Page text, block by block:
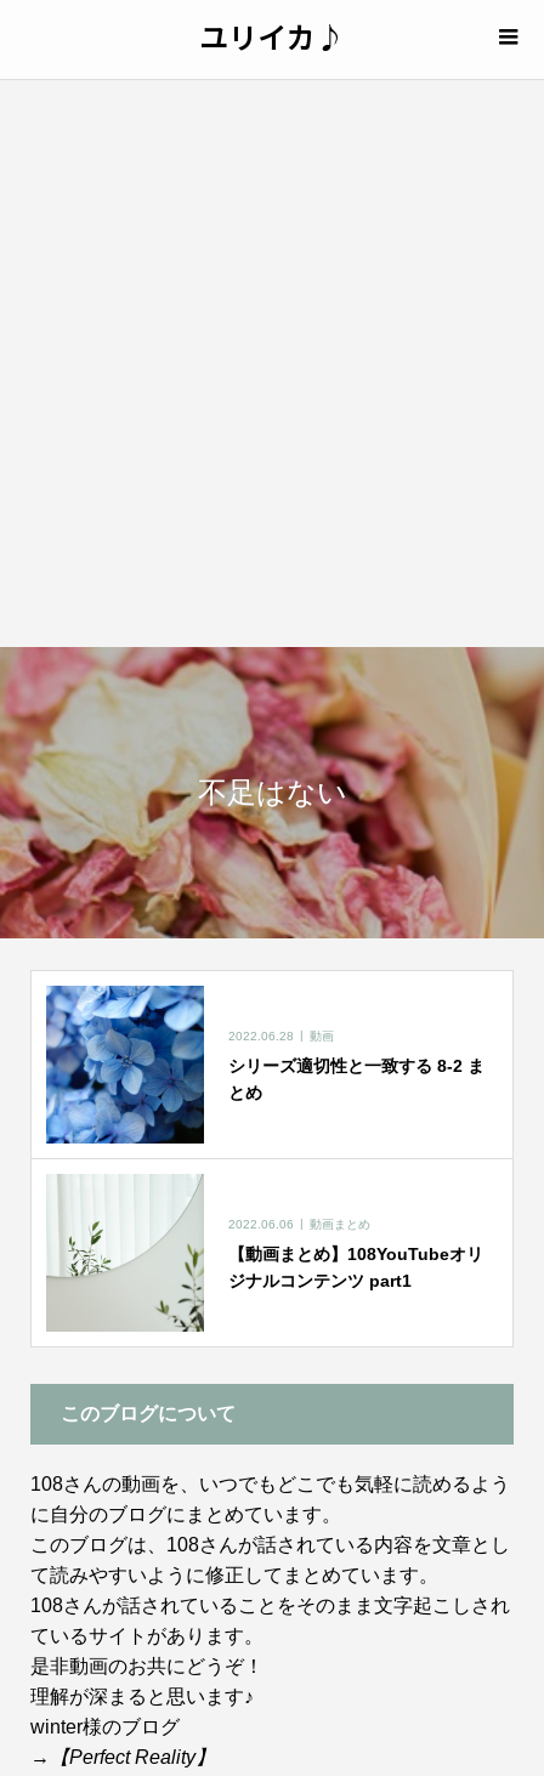
ユリイカ♪
不足はない
2022.06.28 動画
シリーズ適切性と一致する 8-2 ま
とめ
2022.06.06 動画まとめ
【動画まとめ】108YouTubeオリ
ジナルコンテンツ part1
このブログについて
108さんの動画を、いつでもどこでも気軽に読めるよう
に自分のブログにまとめています。
このブログは、108さんが話されている内容を文章とし
て読みやすいように修正してまとめています。
108さんが話されていることをそのまま文字起こしされ
ているサイトがあります。
是非動画のお共にどうぞ！
理解が深まると思います♪
winter様のブログ
→
【Perfect Reality】